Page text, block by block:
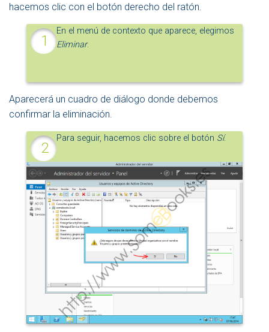
hacemos clic con el botón derecho del ratón.
En el menú de contexto que aparece, elegimos
Eliminar.
Aparecerá un cuadro de diálogo donde debemos
confirmar la eliminación.
Para seguir, hacemos clic sobre el botón Sí.